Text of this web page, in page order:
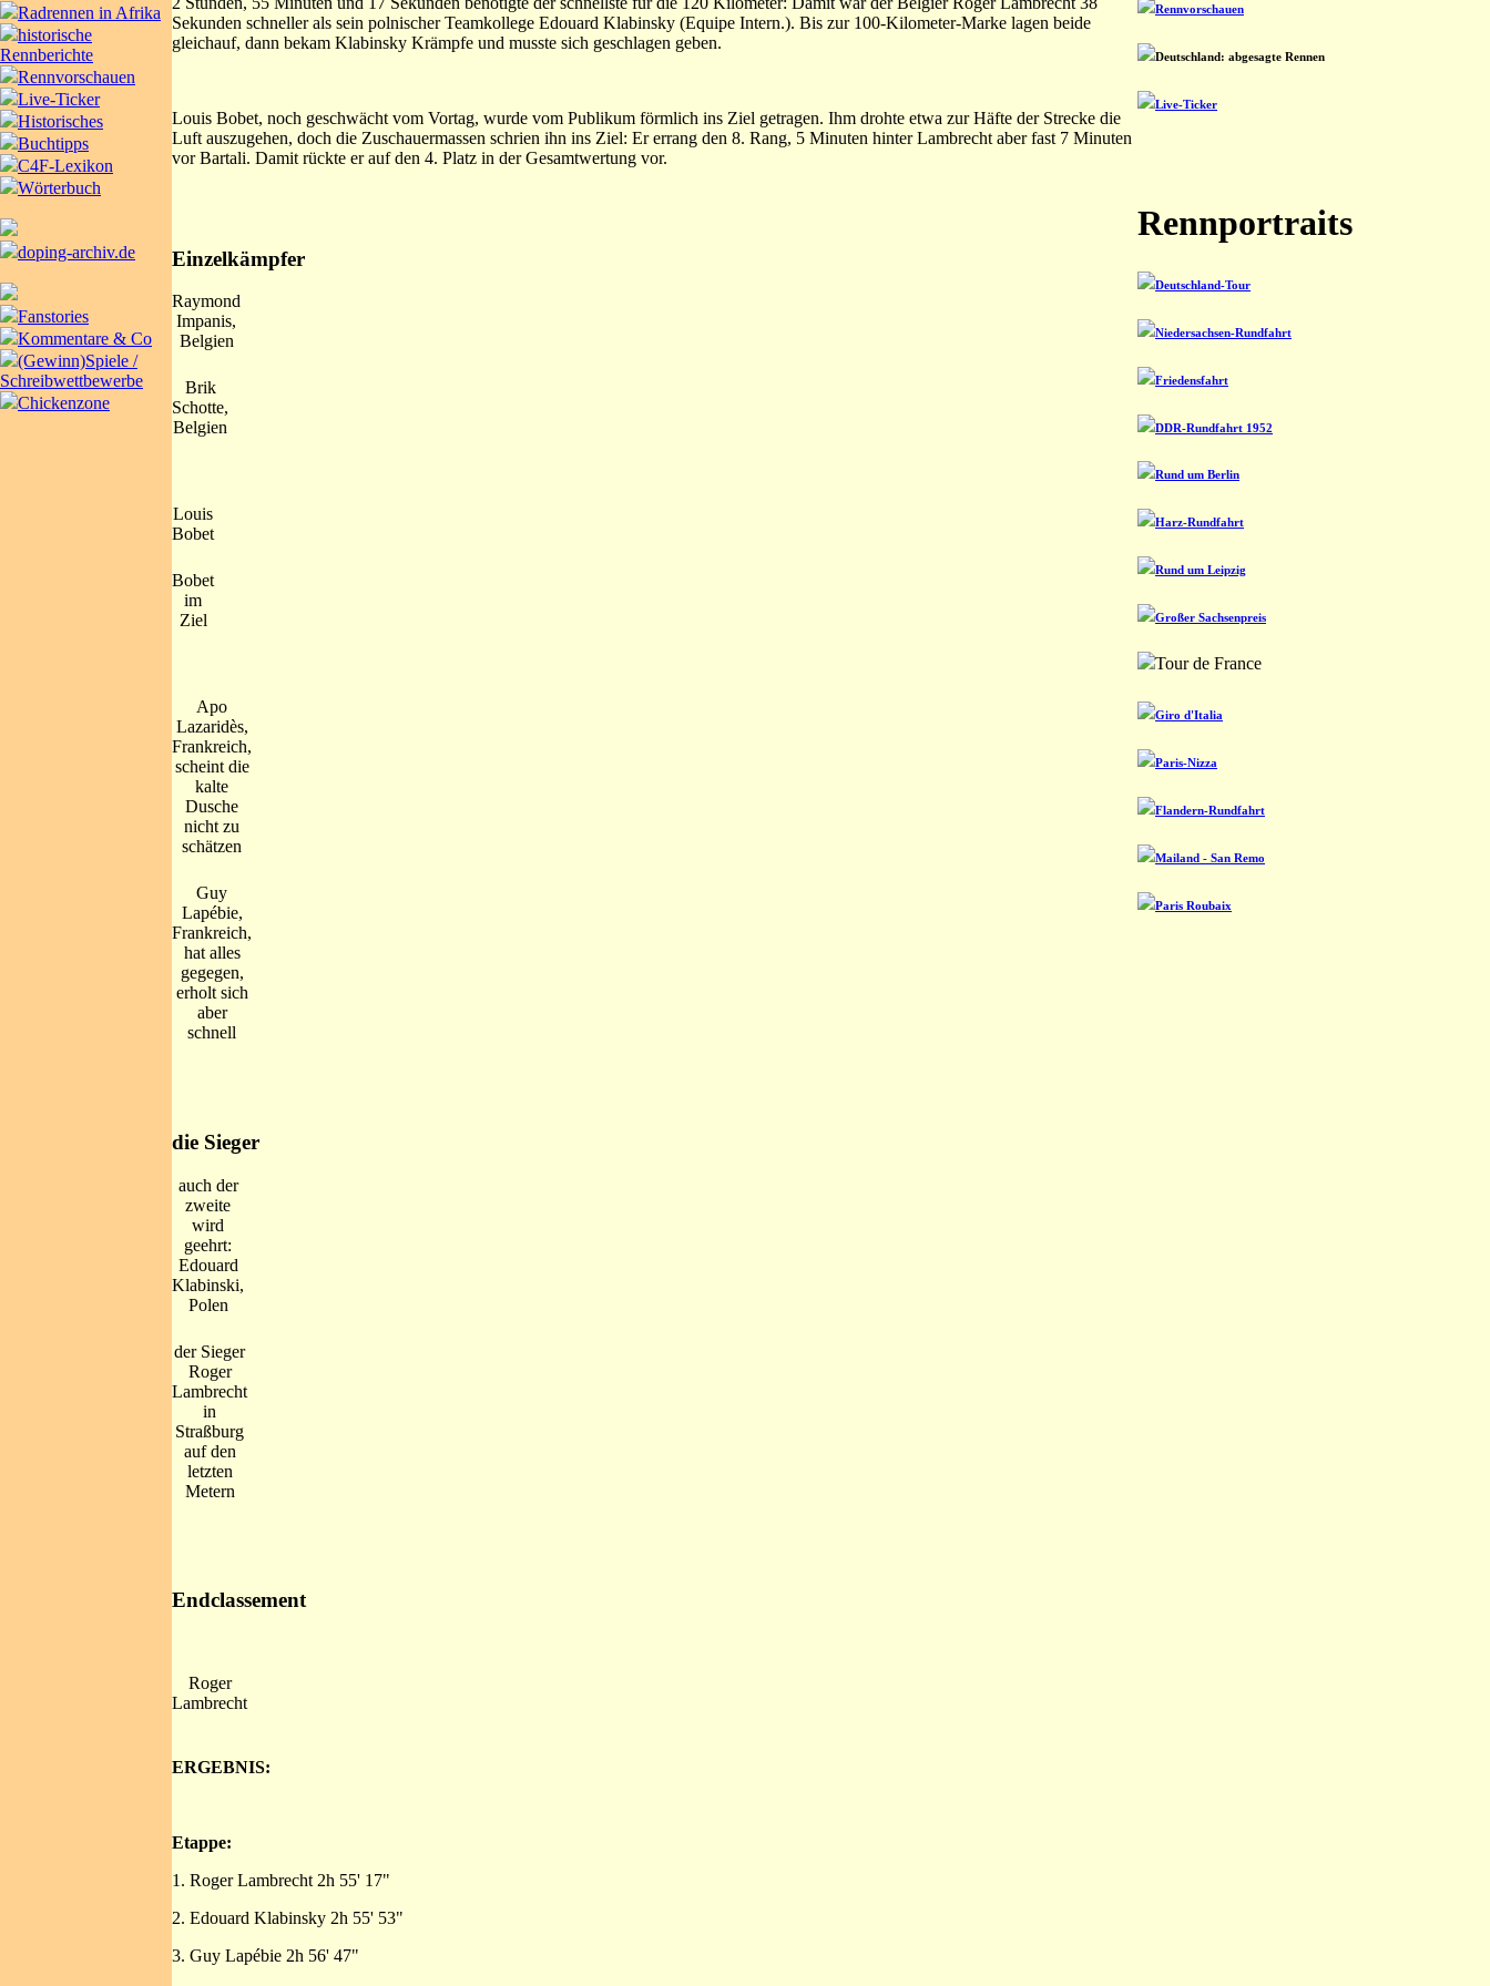
Radrennen in Afrika
historische
Rennberichte
Rennvorschauen
Live-Ticker
Historisches
Buchtipps
C4F-Lexikon
Wörterbuch
doping-archiv.de
Fanstories
Kommentare & Co
(Gewinn)Spiele /
Schreibwettbewerbe
Chickenzone
Sekunden schneller als sein polnischer Teamkollege Edouard Klabinsky (Equipe Intern.). Bis zur 100-Kilometer-Marke lagen beide
gleichauf, dann bekam Klabinsky Krämpfe und musste sich geschlagen geben.
Louis Bobet, noch geschwächt vom Vortag, wurde vom Publikum förmlich ins Ziel getragen. Ihm drohte etwa zur Häfte der Strecke die
Luft auszugehen, doch die Zuschauermassen schrien ihn ins Ziel: Er errang den 8. Rang, 5 Minuten hinter Lambrecht aber fast 7 Minuten
vor Bartali. Damit rückte er auf den 4. Platz in der Gesamtwertung vor.
Einzelkämpfer
Raymond
Impanis,
Belgien
Brik
Schotte,
Belgien
Louis
Bobet
Bobet
im
Ziel
Apo
Lazaridès,
Frankreich,
scheint die
kalte
Dusche
nicht zu
schätzen
Guy
Lapébie,
Frankreich,
hat alles
gegegen,
erholt sich
aber
schnell
die Sieger
auch der
zweite
wird
geehrt:
Edouard
Klabinski,
Polen
der Sieger
Roger
Lambrecht
in
Straßburg
auf den
letzten
Metern
Endclassement
Roger
Lambrecht
ERGEBNIS:
Etappe:
1. Roger Lambrecht 2h 55' 17"
2. Edouard Klabinsky 2h 55' 53"
3. Guy Lapébie 2h 56' 47"
Rennvorschauen
Deutschland: abgesagte Rennen
Live-Ticker
Rennportraits
Deutschland-Tour
Niedersachsen-Rundfahrt
Friedensfahrt
DDR-Rundfahrt 1952
Rund um Berlin
Harz-Rundfahrt
Rund um Leipzig
Großer Sachsenpreis
Tour de France
Giro d'Italia
Paris-Nizza
Flandern-Rundfahrt
Mailand - San Remo
Paris Roubaix